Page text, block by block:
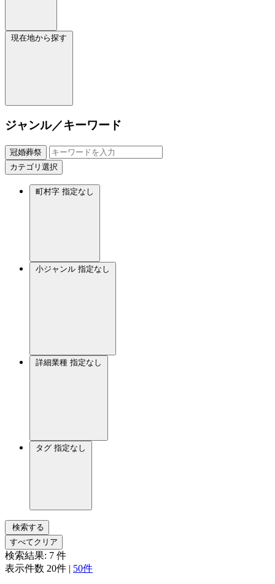
現在地から探す
ジャンル／キーワード
冠婚葬祭
カテゴリ選択
町村字 指定なし
小ジャンル 指定なし
詳細業種 指定なし
タグ 指定なし
検索する
すべてクリア
検索結果: 7 件
表示件数 20件 | 50件